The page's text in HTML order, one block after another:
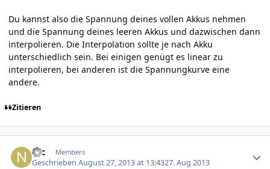
Du kannst also die Spannung deines vollen Akkus nehmen
und die Spannung deines leeren Akkus und dazwischen dann
interpolieren. Die Interpolation sollte je nach Akku
unterschiedlich sein. Bei einigen genügt es linear zu
interpolieren, bei anderen ist die Spannungkurve eine
andere.
Zitieren
Nic Members
GeschriebenAugust 27, 2013 at 13:4327. Aug 2013